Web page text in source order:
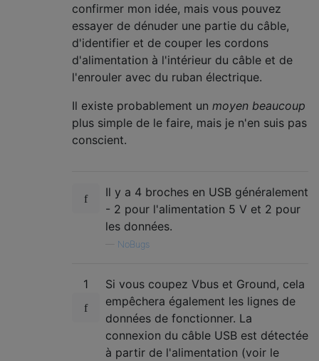
confirmer mon idée, mais vous pouvez
essayer de dénuder une partie du câble,
d'identifier et de couper les cordons
d'alimentation à l'intérieur du câble et de
l'enrouler avec du ruban électrique.
Il existe probablement un moyen beaucoup
plus simple de le faire, mais je n'en suis pas
conscient.
Il y a 4 broches en USB généralement
- 2 pour l'alimentation 5 V et 2 pour
les données.
NoBugs
1
Si vous coupez Vbus et Ground, cela
empêchera également les lignes de
données de fonctionner. La
connexion du câble USB est détectée
à partir de l'alimentation (voir le